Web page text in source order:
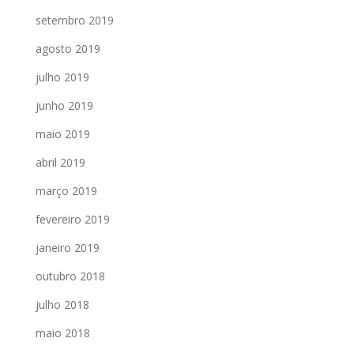
setembro 2019
agosto 2019
julho 2019
junho 2019
maio 2019
abril 2019
março 2019
fevereiro 2019
janeiro 2019
outubro 2018
julho 2018
maio 2018